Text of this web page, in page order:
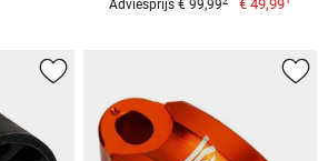
Adviesprijs € 99,99 € 49,99